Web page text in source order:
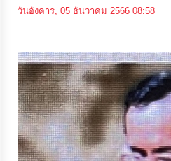
การ
จัดการ
ความ
รู้
วันอังคาร, 05 ธันวาคม 2566 08:58